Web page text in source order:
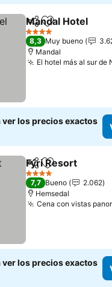
CompartirAgregar a
Mandal Hotel
4 Estrellas
8,3 Muy bueno
Mandal
El hotel más al sur de
ver los precios exactos
CompartirAgregar a
Fýri Resort
4 Estrellas
7,7 Bueno
2.062
Hemsedal
Cena con vistas
ver los precios exactos